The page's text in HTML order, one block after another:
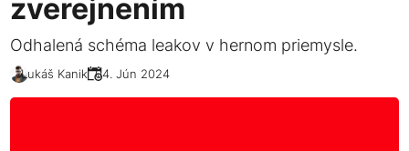
zverejnením
Odhalená schéma leakov v hernom priemysle.
Lukáš Kanik 04. Jún 2024